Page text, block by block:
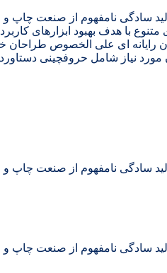
سادگی نامفهوم از صنعت چاپ
متنوع با هدف بهبود ابزارهای
رایانه ای علی الخصوص طراحان
نیاز شامل حروفچینی
سادگی نامفهوم از صنعت چاپ
سادگی نامفهوم از صنعت چاپ